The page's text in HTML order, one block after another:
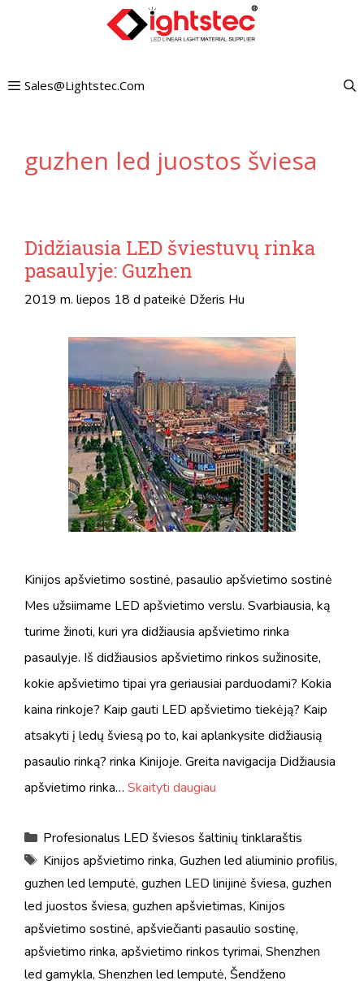
Sales@lightstec.com
guzhen led juostos šviesa
Didžiausia LED šviestuvų rinka
pasaulyje: Guzhen
2019 m. liepos 18 d pateikė Džeris Hu
Kinijos apšvietimo sostinė, pasaulio apšvietimo sostinė
Mes užsiimame LED apšvietimo verslu. Svarbiausia, ką
turime žinoti, kuri yra didžiausia apšvietimo rinka
pasaulyje. Iš didžiausios apšvietimo rinkos sužinosite,
kokie apšvietimo tipai yra geriausiai parduodami? Kokia
kaina rinkoje? Kaip gauti LED apšvietimo tiekėją? Kaip
atsakyti į ledų šviesą po to, kai aplankysite didžiausią
pasaulio rinką? rinka Kinijoje. Greita navigacija Didžiausia
apšvietimo rinka… Skaityti daugiau
Kategorijos
Profesionalus LED šviesos šaltinių tinklaraštis
Žymos
Kinijos apšvietimo rinka, Guzhen led aliuminio profilis,
guzhen led lemputė, guzhen LED linijinė šviesa, guzhen
led juostos šviesa, guzhen apšvietimas, Kinijos
apšvietimo sostinė, apšviečianti pasaulio sostinę,
apšvietimo rinka, apšvietimo rinkos tyrimai, Shenzhen
led gamykla, Shenzhen led lemputė, Šendženo